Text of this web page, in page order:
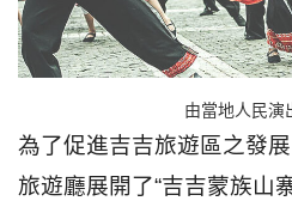
由當地人民演
為了促進吉吉旅遊區之發
旅遊廳展開了“吉吉蒙族山